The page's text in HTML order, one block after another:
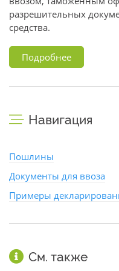
разрешительных
средства.
Подробнее
Навигация
Пошлины
Документы для ввоза
Примеры
См. также